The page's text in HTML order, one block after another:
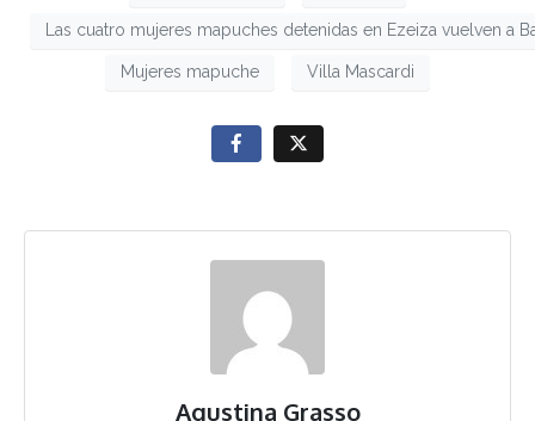
Las cuatro mujeres mapuches detenidas en Ezeiza vuelven a
Mujeres mapuche Villa Mascardi
Agustina Grasso